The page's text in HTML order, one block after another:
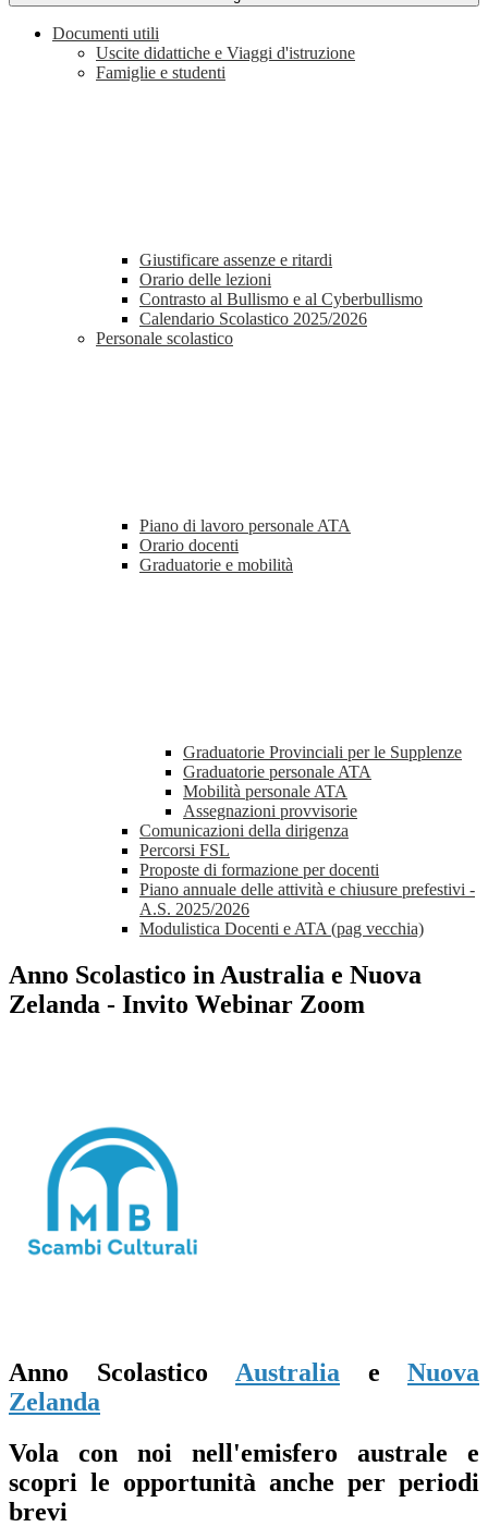
Documenti utili
Uscite didattiche e Viaggi d'istruzione
Famiglie e studenti
Giustificare assenze e ritardi
Orario delle lezioni
Contrasto al Bullismo e al Cyberbullismo
Calendario Scolastico 2025/2026
Personale scolastico
Piano di lavoro personale ATA
Orario docenti
Graduatorie e mobilità
Graduatorie Provinciali per le Supplenze
Graduatorie personale ATA
Mobilità personale ATA
Assegnazioni provvisorie
Comunicazioni della dirigenza
Percorsi FSL
Proposte di formazione per docenti
Piano annuale delle attività e chiusure prefestivi -
A.S. 2025/2026
Modulistica Docenti e ATA (pag vecchia)
Anno Scolastico in Australia e Nuova
Zelanda - Invito Webinar Zoom
Anno Scolastico Australia e
Nuova
Zelanda
Vola con noi nell'emisfero australe e
scopri le opportunità anche per periodi
brevi